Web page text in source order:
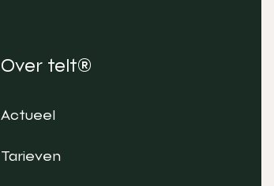
Over telt®
Actueel
Tarieven